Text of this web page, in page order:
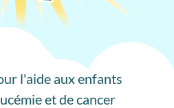
l'aide aux enfants
et de cancer